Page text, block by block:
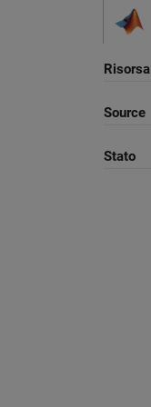
Risorsa
Source
Stato